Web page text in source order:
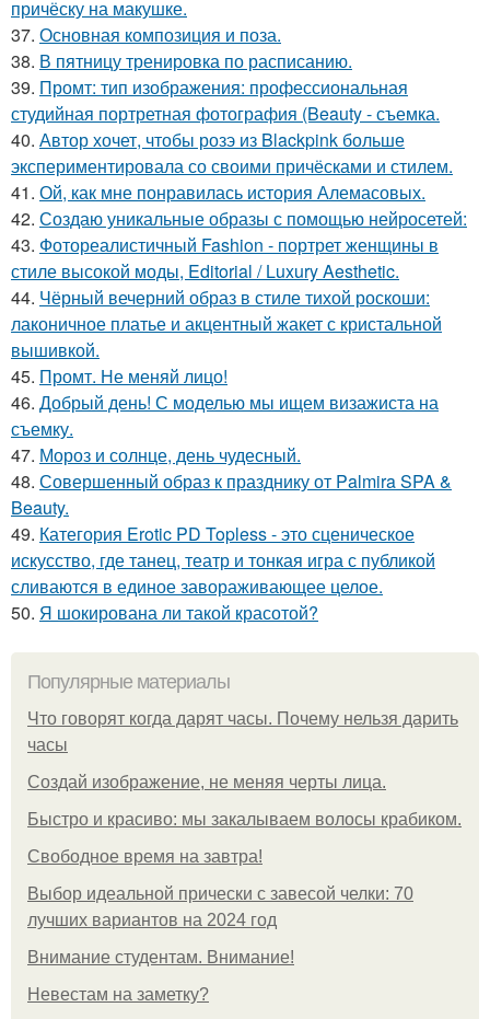
причёску на макушке.
37. Основная композиция и поза.
38. В пятницу тренировка по расписанию.
39. Промт: тип изображения: профессиональная
студийная портретная фотография (Beauty - съемка.
40. Автор хочет, чтобы розэ из Blackpink больше
экспериментировала со своими причёсками и стилем.
41. Ой, как мне понравилась история Алемасовых.
42. Создаю уникальные образы с помощью нейросетей:
43. Фотореалистичный Fashion - портрет женщины в
стиле высокой моды, Editorial / Luxury Aesthetic.
44. Чёрный вечерний образ в стиле тихой роскоши:
лаконичное платье и акцентный жакет с кристальной
вышивкой.
45. Промт. Не меняй лицо!
46. Добрый день! С моделью мы ищем визажиста на
съемку.
47. Мороз и солнце, день чудесный.
48. Совершенный образ к празднику от Palmira SPA &
Beauty.
49. Категория Erotic PD Topless - это сценическое
искусство, где танец, театр и тонкая игра с публикой
сливаются в единое завораживающее целое.
50. Я шокирована ли такой красотой?
Популярные материалы
Что говорят когда дарят часы. Почему нельзя дарить
часы
Создай изображение, не меняя черты лица.
Быстро и красиво: мы закалываем волосы крабиком.
Свободное время на завтра!
Выбор идеальной прически с завесой челки: 70
лучших вариантов на 2024 год
Внимание студентам. Внимание!
Невестам на заметку?